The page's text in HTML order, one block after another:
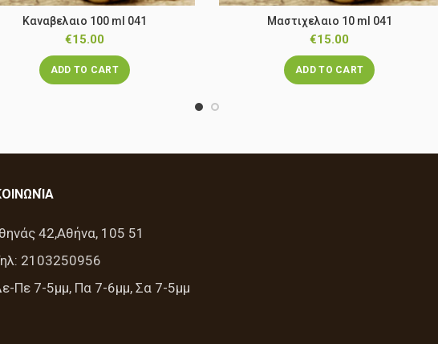
Καναβελαιο 100 ml 041
€15.00
ADD TO CART
Μαστιχελαιο 10 ml 041
€15.00
ADD TO CART
42,Αθήνα, 105 51
2103250956
Πε 7-5μμ, Πα 7-6μμ, Σα 7-5μμ